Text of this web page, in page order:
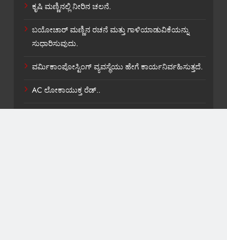
ಕೃಷಿ ಮಣ್ಣಿನಲ್ಲಿ ನೀರಿನ ಚಲನೆ.
ಬಯೋಚಾರ್ ಮಣ್ಣಿನ ರಚನೆ ಮತ್ತು ಗಾಳಿಯಾಡುವಿಕೆಯನ್ನು
ಸುಧಾರಿಸುವುದು.
ವರ್ಮಿಕಾಂಪೋಸ್ಟಿಂಗ್ ವ್ಯವಸ್ಥೆಯು ಹೇಗೆ ಕಾರ್ಯನಿರ್ವಹಿಸುತ್ತದೆ.
AC ಲೋಕಾಯುಕ್ತ ರೆಡ್..